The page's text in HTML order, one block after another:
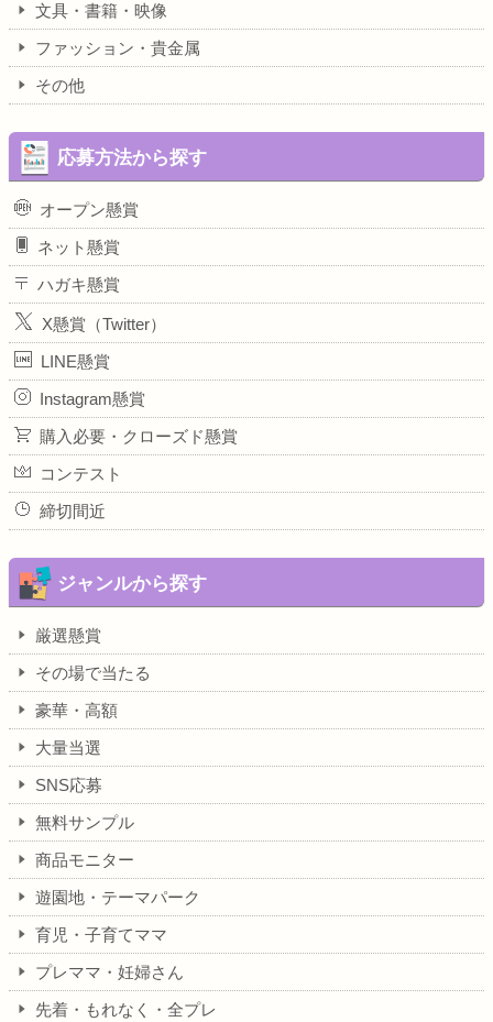
文具・書籍・映像
ファッション・貴金属
その他
応募方法から探す
オープン懸賞
ネット懸賞
ハガキ懸賞
X懸賞（Twitter）
LINE懸賞
Instagram懸賞
購入必要・クローズド懸賞
コンテスト
締切間近
ジャンルから探す
厳選懸賞
その場で当たる
豪華・高額
大量当選
SNS応募
無料サンプル
商品モニター
遊園地・テーマパーク
育児・子育てママ
プレママ・妊婦さん
先着・もれなく・全プレ